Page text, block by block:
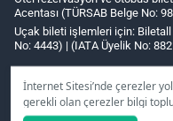
İnternet Sitesi’nde çerezler
gerekli olan çerezler bilgi
Acentası (TÜRSAB Belge No:
Uçak bileti işlemleri için: Biletall
No: 4443) | (IATA Üyelik No: